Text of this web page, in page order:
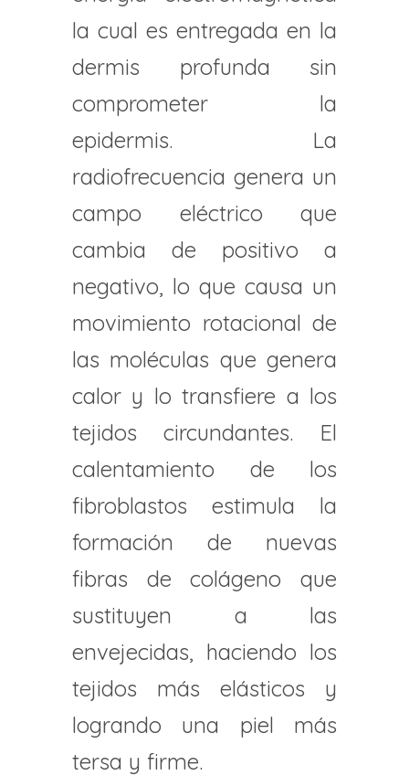
la cual es entregada en la
dermis profunda sin
comprometer la
epidermis. La
radiofrecuencia genera un
campo eléctrico que
cambia de positivo a
negativo, lo que causa un
movimiento rotacional de
las moléculas que genera
calor y lo transfiere a los
tejidos circundantes. El
calentamiento de los
fibroblastos estimula la
formación de nuevas
fibras de colágeno que
sustituyen a las
envejecidas, haciendo los
tejidos más elásticos y
logrando una piel más
tersa y firme.